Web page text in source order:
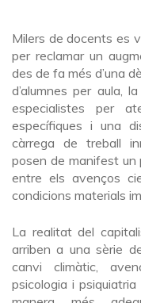
Milers de docents es
per reclamar un
des de fa més d’una
d’alumnes per aula,
especialistes per
específiques i una
càrrega de treball
posen de manifest un
entre els avenços
condicions materials
La realitat del
arriben a una sèrie
canvi climàtic,
psicologia i